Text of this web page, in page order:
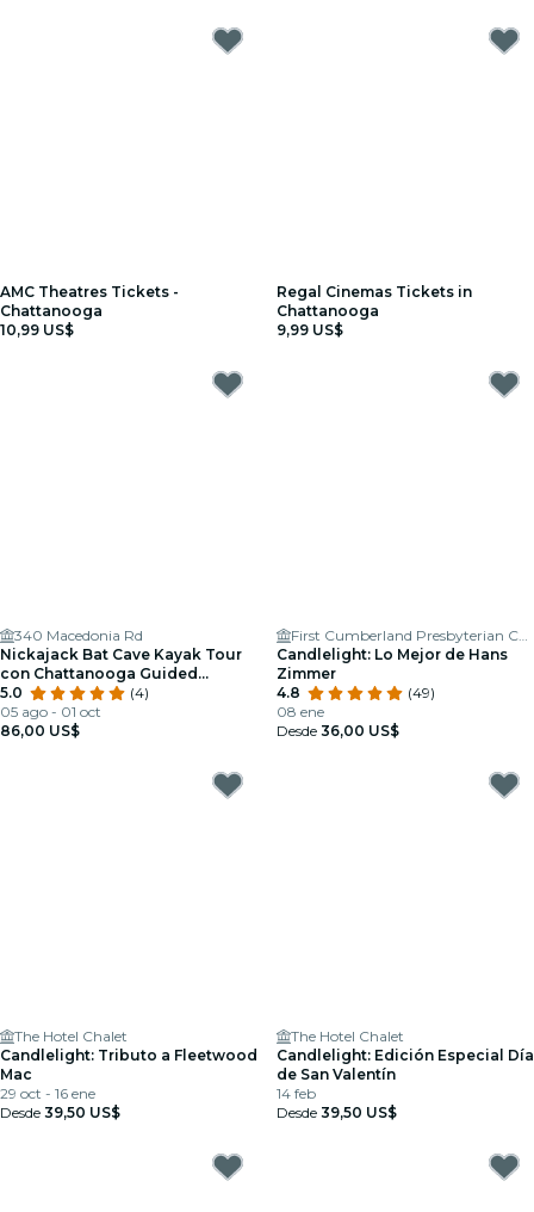
AMC Theatres Tickets -
Chattanooga
10,99 US$
Regal Cinemas Tickets in
Chattanooga
9,99 US$
340 Macedonia Rd
Nickajack Bat Cave Kayak Tour
con Chattanooga Guided
Adventures
5.0
(4)
05 ago - 01 oct
86,00 US$
First Cumberland Presbyterian Church
Candlelight: Lo Mejor de Hans
Zimmer
4.8
(49)
08 ene
Desde 36,00 US$
The Hotel Chalet
Candlelight: Tributo a Fleetwood
Mac
29 oct - 16 ene
Desde 39,50 US$
The Hotel Chalet
Candlelight: Edición Especial Día
de San Valentín
14 feb
Desde 39,50 US$